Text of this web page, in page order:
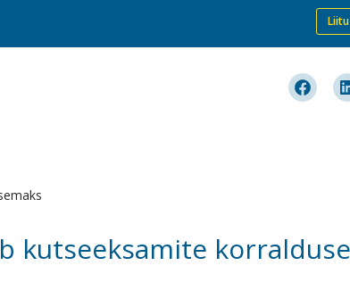
kutseeksamite korralduse